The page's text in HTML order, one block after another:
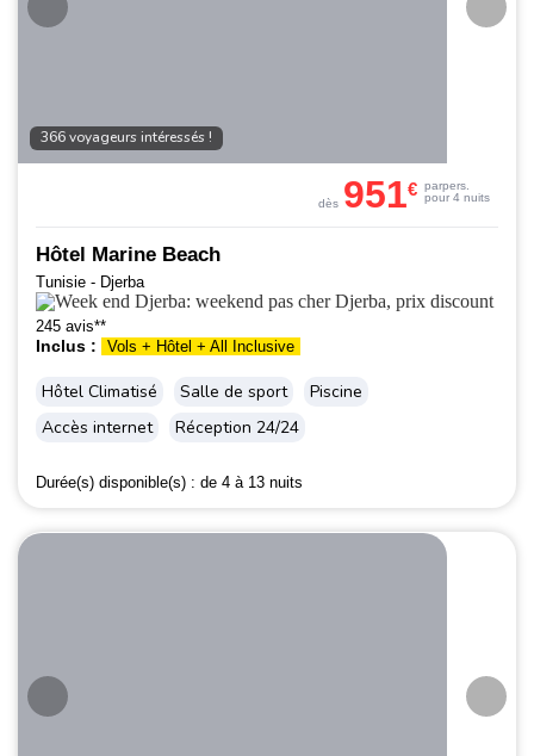
366 voyageurs intéressés !
Hôtel Marine Beach
Tunisie - Djerba
245 avis**
Inclus : Vols + Hôtel + All Inclusive
Hôtel Climatisé Salle de sport
Piscine
Accès internet
Réception 24/24
Durée(s) disponible(s) : de 4 à 13 nuits
dès 951€ parpers.
pour 4 nuits